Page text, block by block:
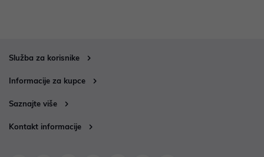
Služba za korisnike
Informacije za kupce
Saznajte više
Kontakt informacije